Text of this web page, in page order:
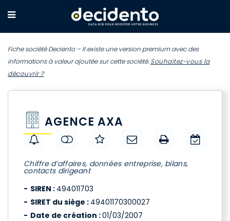
Fiche société Deciento – Il existe une version premium avec des
informations à valeur ajoutée sur cette société. Souhaitez-vous la
découvrir ?
AGENCE AXA
Chiffre d’affaires, données entreprise, bilans,
contacts dirigeant
SIREN : 494011703
SIRET du siège : 49401170300027
Date de création :01/03/2007